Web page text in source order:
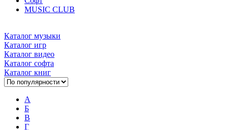
MUSIC CLUB
Каталог музыки
Каталог игр
Каталог видео
Каталог софта
Каталог книг
А
Б
В
Г